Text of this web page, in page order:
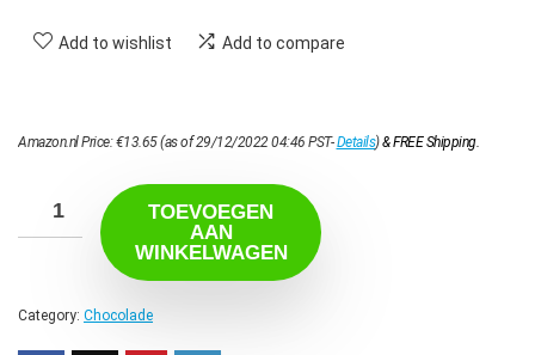
Add to wishlist Add to compare
Amazon.nl Price:€13.65(as of 29/12/2022 04:46 PST-Details)&FREE Shipping.
TOEVOEGEN
AAN
WINKELWAGEN
Category: Chocolade